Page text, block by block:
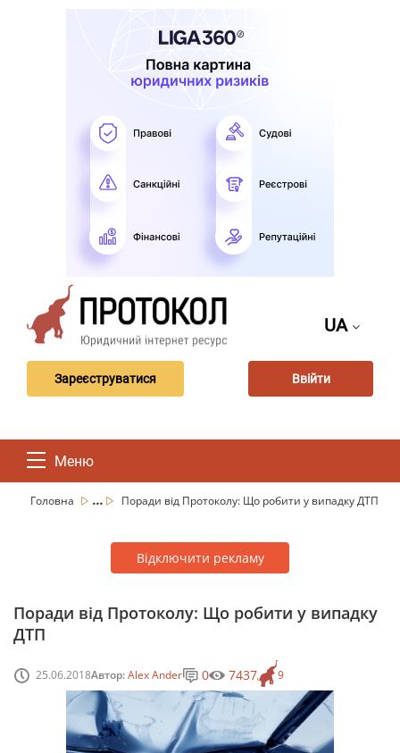
UA
Зареєструватися Ввійти
Меню
Головна ... Поради від Протоколу: Що робити у випадку ДТП
Відключити рекламу
Поради від Протоколу: Що робити у випадку
ДТП
25.06.2018Автор:Alex Ander 9
0 7437